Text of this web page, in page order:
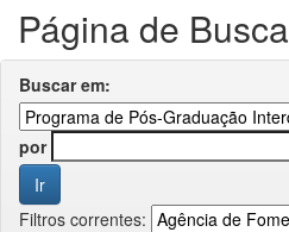
Página de Busca
Buscar em:
por
Filtros correntes: